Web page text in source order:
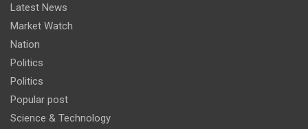
Latest News
Market Watch
Nation
Politics
Politics
Popular post
Science & Technology